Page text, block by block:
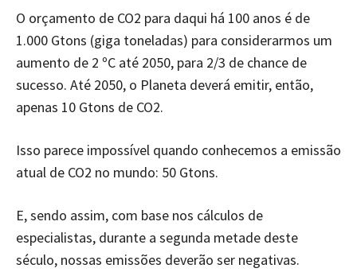
O orçamento de CO2 para daqui há 100 anos é de
1.000 Gtons (giga toneladas) para considerarmos um
aumento de 2 ºC até 2050, para 2/3 de chance de
sucesso. Até 2050, o Planeta deverá emitir, então,
apenas 10 Gtons de CO2.
Isso parece impossível quando conhecemos a emissão
atual de CO2 no mundo: 50 Gtons.
E, sendo assim, com base nos cálculos de
especialistas, durante a segunda metade deste
século, nossas emissões deverão ser negativas.